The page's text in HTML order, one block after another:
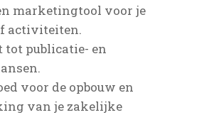
marketingtool voor je
activiteiten.
tot publicatie- en
voor de opbouw en
van je zakelijke